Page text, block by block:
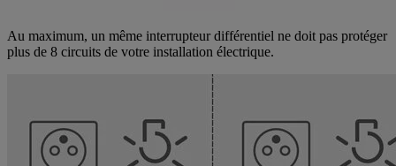
Au maximum, un même interrupteur différentiel ne doit pas protéger
plus de 8 circuits de votre installation électrique.